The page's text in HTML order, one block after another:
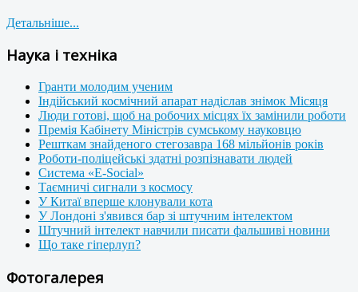
Детальніше...
Наука і техніка
Гранти молодим ученим
Індійський космічний апарат надіслав знімок Місяця
Люди готові, щоб на робочих місцях їх замінили роботи
Премія Кабінету Міністрів сумському науковцю
Решткам знайденого стегозавра 168 мільйонів років
Роботи-поліцейські здатні розпізнавати людей
Система «E-Social»
Таємничі сигнали з космосу
У Китаї вперше клонували кота
У Лондоні з'явився бар зі штучним інтелектом
Штучний інтелект навчили писати фальшиві новини
Що таке гіперлуп?
Фотогалерея